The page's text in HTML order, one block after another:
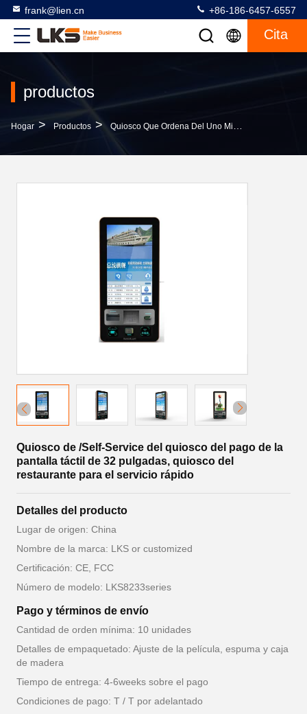
frank@lien.cn +86-186-6457-6557
Cita
productos
Hogar > Productos > Quiosco Que Ordena Del Uno Mismo
Quiosco de /Self-Service del quiosco del pago de la
pantalla táctil de 32 pulgadas, quiosco del
restaurante para el servicio rápido
Detalles del producto
Lugar de origen: China
Nombre de la marca: LKS or customized
Certificación: CE, FCC
Número de modelo: LKS8233series
Pago y términos de envío
Cantidad de orden mínima: 10 unidades
Detalles de empaquetado: Ajuste de la película, espuma y caja
de madera
Tiempo de entrega: 4-6weeks sobre el pago
Condiciones de pago: T / T por adelantado